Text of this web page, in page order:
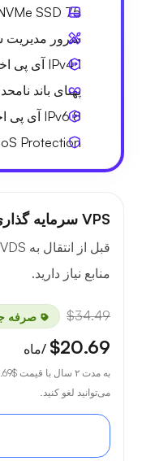
75 GB
SSD
سرور مدیریت
1 IPv4
آی پی
پهنای باند
8 IPv6
آی پی
Protection
VPS سرمایه گذاری
منابع نیاز دارید.
$34.49 صرفه
$20.69 /ماه
به مدت ۲ سال با قیمت $20.69
می‌توانید لغو کنید.